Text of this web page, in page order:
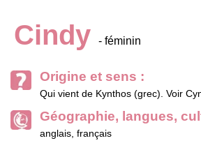
Cindy - féminin
Origine et sens :
Qui vient de Kynthos (grec). Voir
Géographie, langues,
anglais, français